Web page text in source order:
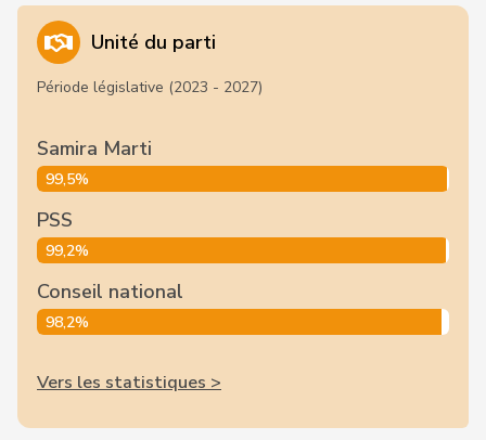
Unité du parti
Période législative (2023 - 2027)
Samira Marti
99,5%
PSS
99,2%
Conseil national
98,2%
Vers les statistiques >